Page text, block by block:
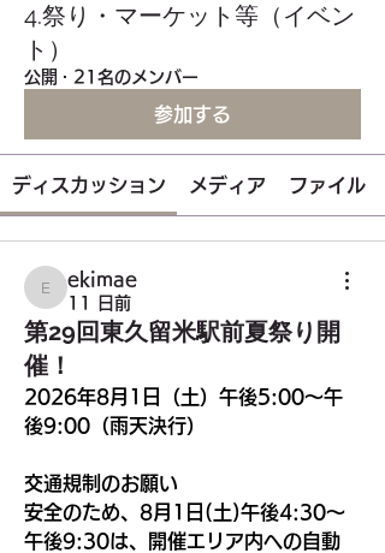
4.祭り・マーケット等（イベン
ト）
公開 · 21名のメンバー
参加する
ディスカッション メディア ファイル
ekimae
ekimae
11 日前
第29回東久留米駅前夏祭り開
催！
2026年8月1日（土）午後5:00～午
後9:00（雨天決行）
交通規制のお願い
安全のため、8月1日(土)午後4:30～
午後9:30は、開催エリア内への自動